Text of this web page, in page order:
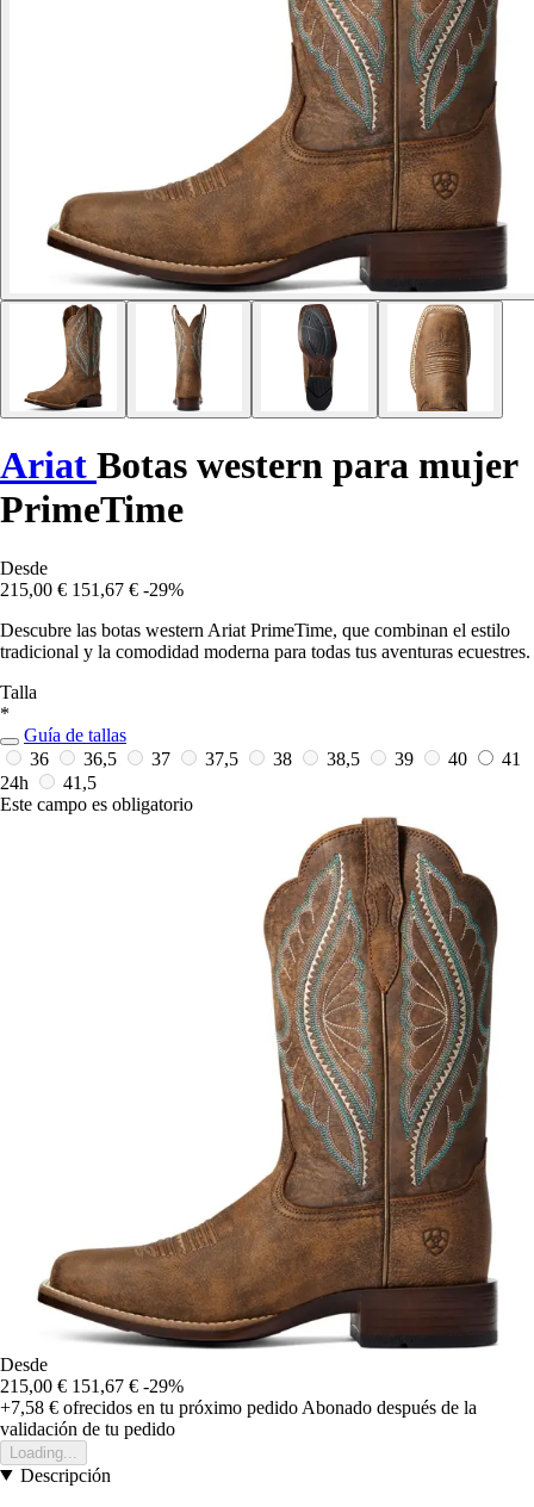
Ariat Botas western para mujer
PrimeTime
Desde
215,00 € 151,67 € -29%
Descubre las botas western Ariat PrimeTime, que combinan el estilo
tradicional y la comodidad moderna para todas tus aventuras ecuestres.
Talla
*
Guía de tallas
36
36,5 37 37,5 38 38,5 39 40
41
24h
41,5
Este campo es obligatorio
Desde
215,00 € 151,67 € -29%
+7,58 € ofrecidos en tu próximo pedido Abonado después de la
validación de tu pedido
Loading...
Descripción